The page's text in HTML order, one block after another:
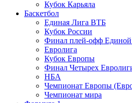
Кубок Карьяла
Баскетбол
Единая Лига ВТБ
Кубок России
Финал плей-офф
Евролига
Кубок Европы
Финал Четырех
НБА
Чемпионат Европы
Чемпионат мира